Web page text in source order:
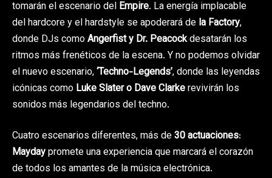
tomarán el escenario del Empire. La energía implacable
del hardcore y el hardstyle se apoderará de la Factory,
donde DJs comoAngerfist y Dr. Peacockdesatarán los
ritmos más frenéticos de la escena. Y no podemos olvidar
el nuevo escenario,‘Techno-Legends’, donde las leyendas
icónicas como Luke Slater o Dave Clarkerevivirán los
sonidos más legendarios del techno.
Cuatro escenarios diferentes, más de30 actuaciones:
Maydaypromete una experiencia que marcará el corazón
de todos los amantes de la música electrónica.